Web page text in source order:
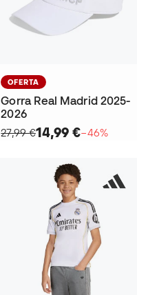
OFERTA
Gorra Real Madrid 2025-
2026
27,99 €14,99 €−46%